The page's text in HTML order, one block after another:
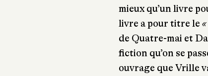
mieux qu’un livre
livre a pour titre le
de Quatre-mai et
fiction qu’on se
ouvrage que Vrille